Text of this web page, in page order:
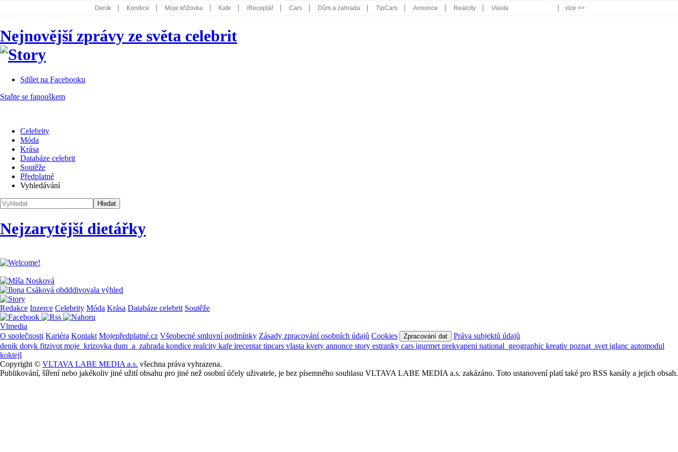
Deník Kondice Moje křížovka Kafe iReceptář Cars Dům a zahrada TipCars Annonce Realcity Vlasta
Koktejl
více >>
Nejnovější zprávy ze světa celebrit
Sdílet na Facebooku
Staňte se fanouškem
Celebrity
Móda
Krása
Databáze celebrit
Soutěže
Předplatné
Vyhledávání
Nejzarytější dietářky
Redakce Inzerce Celebrity Móda Krása Databáze celebrit Soutěže
Vlmedia
O společnosti Kariéra Kontakt Mojepředplatné.cz Všeobecné smluvní podmínky Zásady zpracování osobních údajů Cookies Zpracování dat
Práva subjektů údajů
denik dotyk fitzivot moje_krizovka dum_a_zahrada kondice realcity kafe ireceptartipcars vlasta kvety annonce story estranky cars igurmet prekvapeni national_geographic kreativ poznat_svet iglanc automodul
koktejl
Copyright © VLTAVA LABE MEDIA a.s. všechna práva vyhrazena.
Publikování, šíření nebo jakékoliv jiné užití obsahu pro jiné než osobní účely uživatele, je bez písemného souhlasu VLTAVA LABE MEDIA a.s. zakázáno. Toto ustanovení platí také pro RSS kanály a jejich obsah.